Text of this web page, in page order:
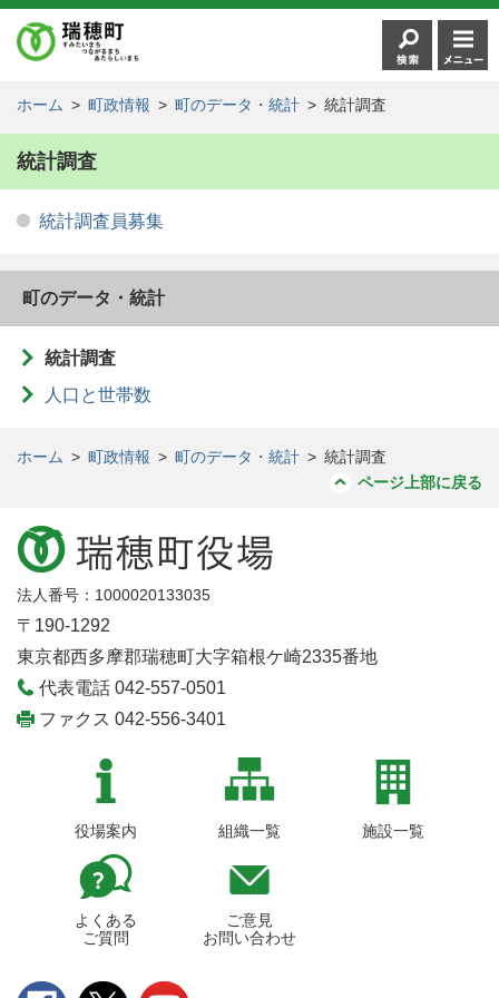
ホーム > 町政情報 > 町のデータ・統計 > 統計調査
統計調査
統計調査員募集
町のデータ・統計
統計調査
人口と世帯数
ホーム > 町政情報 > 町のデータ・統計 > 統計調査
ページ上部に戻る
法人番号：1000020133035
〒190-1292
東京都西多摩郡瑞穂町大字箱根ケ崎2335番地
代表電話 042-557-0501
ファクス 042-556-3401
役場案内 組織一覧 施設一覧
よくある
ご質問
ご意見
お問い合わせ